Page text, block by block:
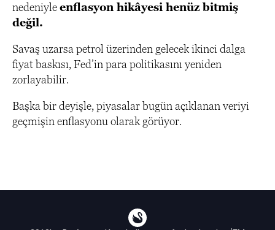
nedeniyleenflasyon hikâyesi henüz bitmiş
değil.
Savaş uzarsa petrol üzerinden gelecek ikinci dalga
fiyat baskısı, Fed’in para politikasını yeniden
zorlayabilir.
Başka bir deyişle, piyasalar bugün açıklanan veriyi
geçmişin enflasyonu olarak görüyor.